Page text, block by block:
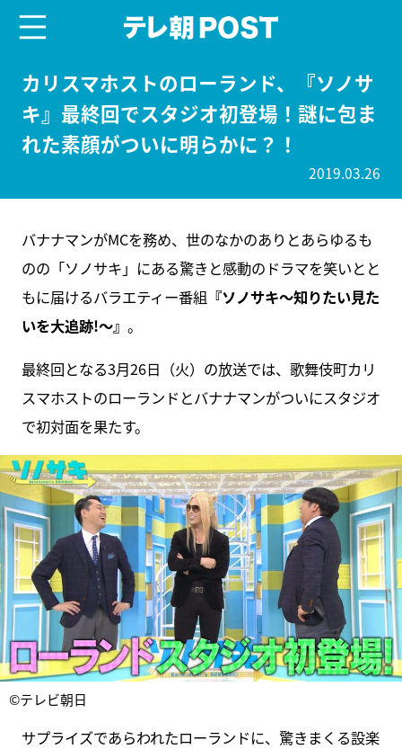
カリスマホストのローランド、『ソノサ
キ』最終回でスタジオ初登場！謎に包ま
れた素顔がついに明らかに？！
2019.03.26
バナナマンがMCを務め、世のなかのありとあらゆるも
のの「ソノサキ」にある驚きと感動のドラマを笑いとと
もに届けるバラエティー番組 『ソノサキ～知りたい見た
いを大追跡!～』 。
最終回となる3月26日（火）の放送では、歌舞伎町カリ
スマホストのローランドとバナナマンがついにスタジオ
で初対面を果たす。
©テレビ朝日
サプライズであらわれたローランドに、驚きまくる設楽